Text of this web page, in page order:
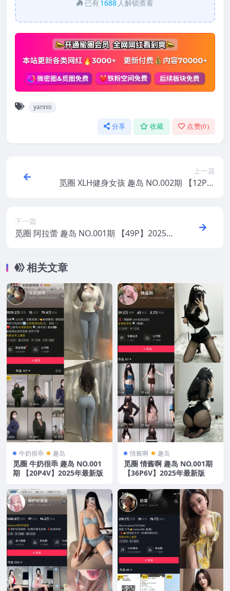
已有 1688 人解锁查看
yannis
分享 收藏 点赞(0)
上一篇
觅圈 XLH健身女孩 趣岛 NO.002期 【12P】
下一篇
觅圈 阿拉蕾 趣岛 NO.001期 【49P】2025
相关文章
牛奶很乖 趣岛
觅圈 牛奶很乖 趣岛 NO.001
期 【20P4V】2025年最新版
情酱啊 趣岛
觅圈 情酱啊 趣岛 NO.001期
【36P6V】2025年最新版